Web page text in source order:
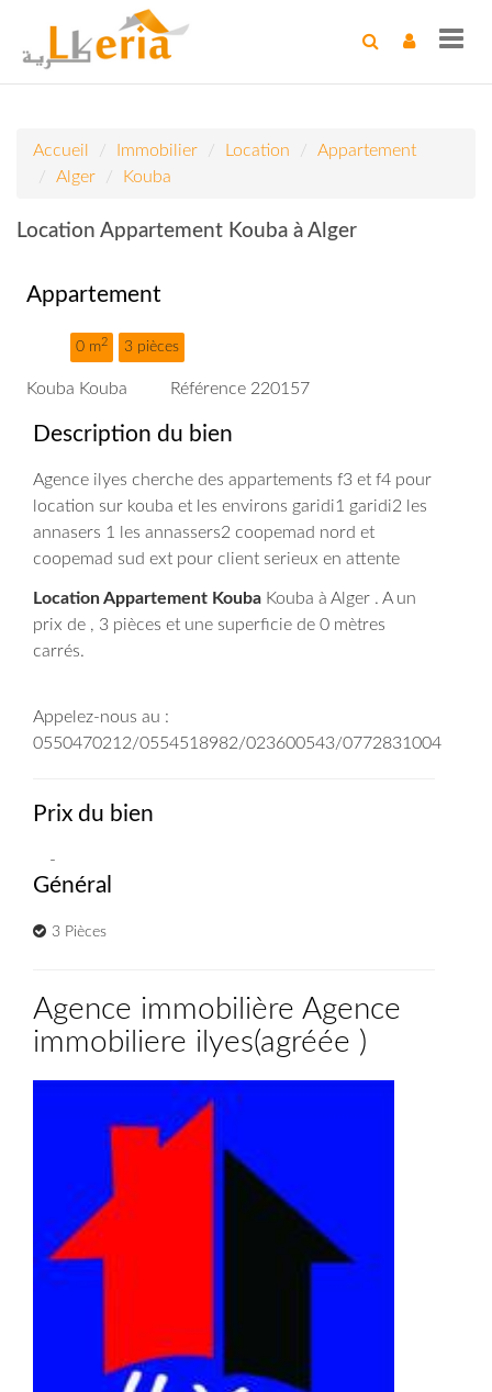
Accueil Immobilier Location
Appartement
Alger
Kouba
Location Appartement Kouba à Alger
Appartement
0 m2 3 pièces
Kouba Kouba Référence 220157
Description du bien
Agence ilyes cherche des appartements f3 et f4 pour
location sur kouba et les environs garidi1 garidi2 les
annasers 1 les annassers2 coopemad nord et
coopemad sud ext pour client serieux en attente
Location Appartement Kouba Kouba à Alger . A un
prix de , 3 pièces et une superficie de 0 mètres
carrés.
Appelez-nous au :
0550470212/0554518982/023600543/0772831004
Prix du bien
-
Général
3 Pièces
Agence immobilière Agence
immobiliere ilyes(agréée )